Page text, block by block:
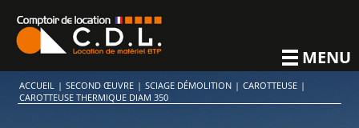
MENU
ACCUEIL | SECOND ŒUVRE | SCIAGE DÉMOLITION | CAROTTEUSE |
CAROTTEUSE THERMIQUE DIAM 350